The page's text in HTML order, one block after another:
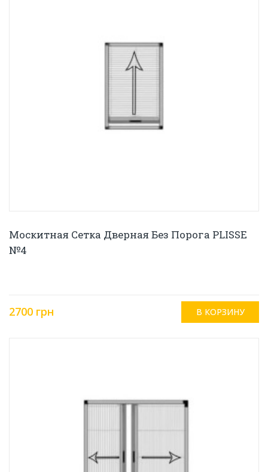
Москитная Сетка Дверная Без Порога PLISSE
№4
2700 грн